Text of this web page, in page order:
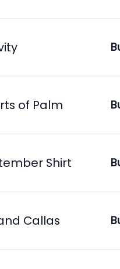
of Palm
Shirt
Callas